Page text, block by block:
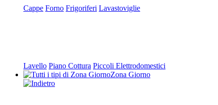
Cappe Forno Frigoriferi Lavastoviglie
Lavello Piano Cottura Piccoli Elettrodomestici
Zona Giorno